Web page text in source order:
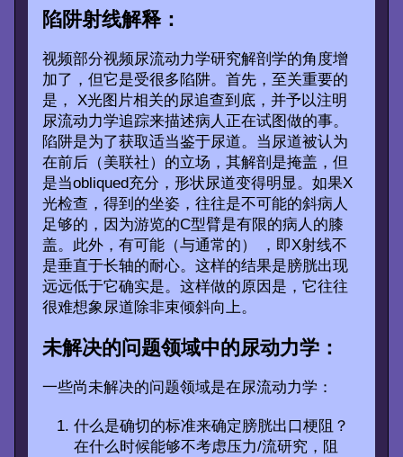
陷阱射线解释：
视频部分视频尿流动力学研究解剖学的角度增
加了，但它是受很多陷阱。首先，至关重要的
是， X光图片相关的尿追查到底，并予以注明
尿流动力学追踪来描述病人正在试图做的事。
陷阱是为了获取适当鉴于尿道。当尿道被认为
在前后（美联社）的立场，其解剖是掩盖，但
是当obliqued充分，形状尿道变得明显。如果X
光检查，得到的坐姿，往往是不可能的斜病人
足够的，因为游览的C型臂是有限的病人的膝
盖。此外，有可能（与通常的） ，即X射线不
是垂直于长轴的耐心。这样的结果是膀胱出现
远远低于它确实是。这样做的原因是，它往往
很难想象尿道除非束倾斜向上。
未解决的问题领域中的尿动力学：
一些尚未解决的问题领域是在尿流动力学：
什么是确切的标准来确定膀胱出口梗阻？
在什么时候能够不考虑压力/流研究，阻